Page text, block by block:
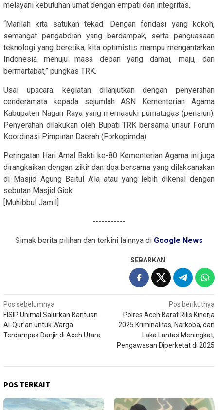
melayani kebutuhan umat dengan empati dan integritas.
“Marilah kita satukan tekad. Dengan fondasi yang kokoh,
semangat pengabdian yang berdampak, serta penguasaan
teknologi yang beretika, kita optimistis mampu mengantarkan
Indonesia menuju masa depan yang damai, maju, dan
bermartabat,” pungkas TRK.
Usai upacara, kegiatan dilanjutkan dengan penyerahan
cenderamata kepada sejumlah ASN Kementerian Agama
Kabupaten Nagan Raya yang memasuki purnatugas (pensiun).
Penyerahan dilakukan oleh Bupati TRK bersama unsur Forum
Koordinasi Pimpinan Daerah (Forkopimda).
Peringatan Hari Amal Bakti ke-80 Kementerian Agama ini juga
dirangkaikan dengan zikir dan doa bersama yang dilaksanakan
di Masjid Agung Baitul A’la atau yang lebih dikenal dengan
sebutan Masjid Giok.
[Muhibbul Jamil]
-----------
Simak berita pilihan dan terkini lainnya di Google News
SEBARKAN
Navigasi
pos
Pos sebelumnya
FISIP Unimal Salurkan Bantuan
Al-Qur’an untuk Warga
Terdampak Banjir di Aceh Utara
Pos berikutnya
Polres Aceh Barat Rilis Kinerja
2025 Kriminalitas, Narkoba, dan
Laka Lantas Meningkat,
Pengawasan Diperketat di 2025
POS TERKAIT